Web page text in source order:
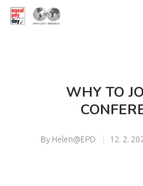
WHY TO
By Helen@EPD 12. 2.